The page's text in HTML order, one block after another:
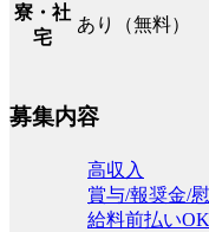
寮・社
宅
あり（無料）
募集内容
高収入
賞与/報奨金/
給料前払いOK